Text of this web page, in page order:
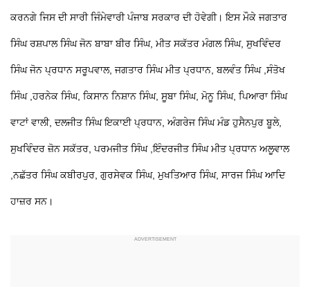
ਕਰਨਗੇ ਜਿਸ ਦੀ ਸਾਰੀ ਜਿੰਮੇਵਾਰੀ ਪੰਜਾਬ ਸਰਕਾਰ ਦੀ ਹੋਵੇਗੀ। ਇਸ ਮੌਕੇ ਜਗਤਾਰ
ਸਿੰਘ ਰਸ਼ਪਾਲ ਸਿੰਘ ਜੋਨ ਬਾਬਾ ਬੀਰ ਸਿੰਘ, ਮੀਤ ਸਕੱਤਰ ਮੰਗਲ ਸਿੰਘ, ਸੁਖਵਿੰਦਰ
ਸਿੰਘ ਜੋਨ ਪ੍ਰਧਾਨ ਸਰੂਪਵਾਲ, ਜਗਤਾਰ ਸਿੰਘ ਮੀਤ ਪ੍ਰਧਾਨ, ਬਲਵੰਤ ਸਿੰਘ ,ਸੰਤੋਖ
ਸਿੰਘ ,ਹਰਨੇਕ ਸਿੰਘ, ਕਿਸਾਨ ਨਿਸ਼ਾਨ ਸਿੰਘ, ਸੂਬਾ ਸਿੰਘ, ਮੋਨੂ ਸਿੰਘ, ਪਿਆਰਾ ਸਿੰਘ
ਵਾਟਾਂ ਵਾਲੀ, ਦਲਜੀਤ ਸਿੰਘ ਇਕਾਈ ਪ੍ਰਧਾਨ, ਅੰਗਰੇਜ ਸਿੰਘ ਮੰਡ ਹੁਸੈਨਪੁਰ ਬੂਲੇ,
ਸੁਖਵਿੰਦਰ ਜ਼ੋਨ ਸਕੱਤਰ, ਪਰਮਜੀਤ ਸਿੰਘ ,ਇੰਦਰਜੀਤ ਸਿੰਘ ਮੀਤ ਪ੍ਰਧਾਨ ਅਲੂਵਾਲ
,ਨਛੱਤਰ ਸਿੰਘ ਕਬੀਰਪੁਰ, ਗੁਰਸੇਵਕ ਸਿੰਘ, ਮੁਖਤਿਆਰ ਸਿੰਘ, ਸਾਰਜ ਸਿੰਘ ਆਦਿ
ਹਾਜ਼ਰ ਸਨ।